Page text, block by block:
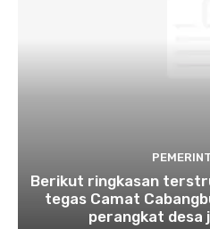
Berikut ringkasan
tegas Camat
perangkat desa